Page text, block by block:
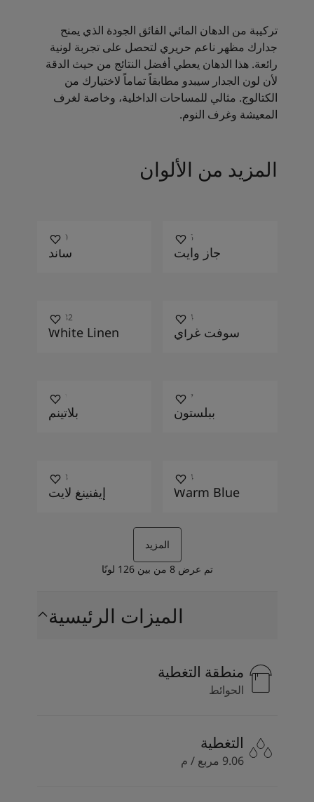
تركيبة من الدهان المائي الفائق الجودة الذي يمنح
جدارك مظهر ناعم حريري لتحصل على تجربة لونية
رائعة. هذا الدهان يعطي أفضل النتائج من حيث الدقة
لأن لون الجدار سيبدو مطابقاً تماماً لاختيارك من
الكتالوج. مثالي للمساحات الداخلية، وخاصة لغرف
المعيشة وغرف النوم.
المزيد من الألوان
7236
جاز وايت
1140
ساند
0394
سوفت غراي
10182
White Linen
1877
ببلستون
9911
بلاتينم
4624
Warm Blue
4618
إيفنينغ لايت
المزيد
تم عرض8 من بين126 لونًا
الميزات الرئيسية
منطقة التغطية
الحوائط
التغطية
9.06 مربع / م